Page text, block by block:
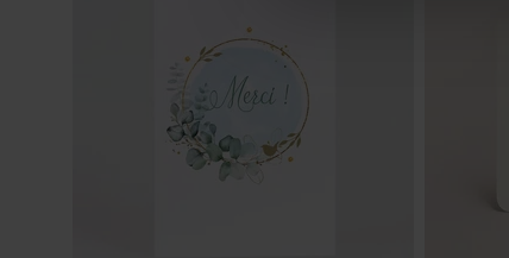
Contenant en verre nervuré
communion et son couvercle bois